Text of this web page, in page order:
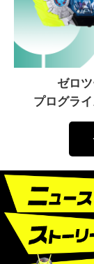
ゼロ
プログラ